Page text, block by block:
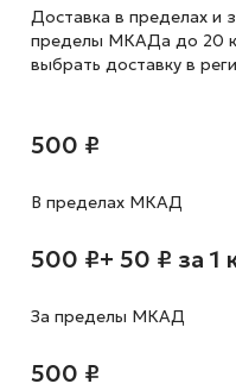
Доставка в пределах и
пределы МКАДа до 20
выбрать доставку в
500 ₽
В пределах МКАД
500 ₽+ 50 ₽ за 1
За пределы МКАД
500 ₽